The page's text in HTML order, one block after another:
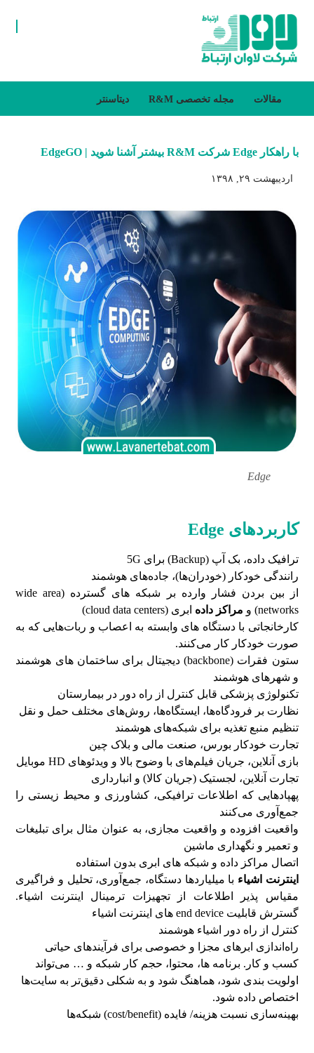
مقالات مجله تخصصی R&M دیتاسنتر
با راهکار Edge شرکت R&M بیشتر آشنا شوید | EdgeGO
اردیبهشت ۲۹, ۱۳۹۸
Edge
کاربردهای Edge
ترافیک داده، بک آپ (Backup) برای 5G
رانندگی خودکار (خودران‌ها)، جاده‌های هوشمند
از بین بردن فشار وارده بر شبکه های گسترده (wide area
networks) و
مراکز داده ابری (cloud data centers)
کارخانجاتی با دستگاه های وابسته به اعصاب و ربات‌هایی که به
صورت خودکار کار می‌کنند.
ستون فقرات (backbone) دیجیتال برای ساختمان های هوشمند
و شهرهای هوشمند
تکنولوژی پزشکی قابل کنترل از راه دور در بیمارستان
نظارت بر فرودگاه‌ها، ایستگاه‌ها، روش‌های مختلف حمل و نقل
تنظیم منبع تغذیه برای شبکه‌های هوشمند
تجارت خودکار بورس، صنعت مالی و بلاک چین
بازی آنلاین، جریان فیلم‌های با وضوح بالا و ویدئوهای HD موبایل
تجارت آنلاین، لجستیک (جریان کالا) و انبارداری
پهپادهایی که اطلاعات ترافیکی، کشاورزی و محیط‌ زیستی را
جمع‌آوری می‌کنند
واقعیت افزوده و واقعیت مجازی، به عنوان مثال برای تبلیغات
و تعمیر و نگهداری ماشین
اتصال مراکز داده و شبکه های ابری بدون استفاده
اینترنت اشیاء با میلیاردها دستگاه، جمع‌آوری، تحلیل و فراگیری
مقیاس پذیر اطلاعات از تجهیزات ترمینال اینترنت اشیاء.
گسترش قابلیت‌ end device های اینترنت اشیاء
کنترل از راه دور اشیاء هوشمند
راه‌اندازی ابرهای مجزا و خصوصی برای فرآیندهای حیاتی
کسب و کار. برنامه ها، محتوا، حجم کار شبکه و … می‌تواند
اولویت بندی شود، هماهنگ شود و به شکلی دقیق‌تر به سایت‌ها
اختصاص داده شود.
بهینه‌سازی نسبت هزینه/ فایده (cost/benefit) شبکه‌ها